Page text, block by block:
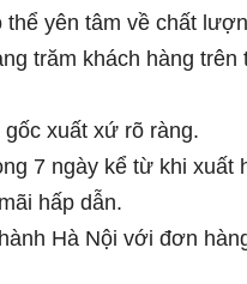
yên tâm về chất
trăm khách hàng
xuất xứ rõ ràng.
7 ngày kể từ khi xuất
hấp dẫn.
Hà Nội với đơn